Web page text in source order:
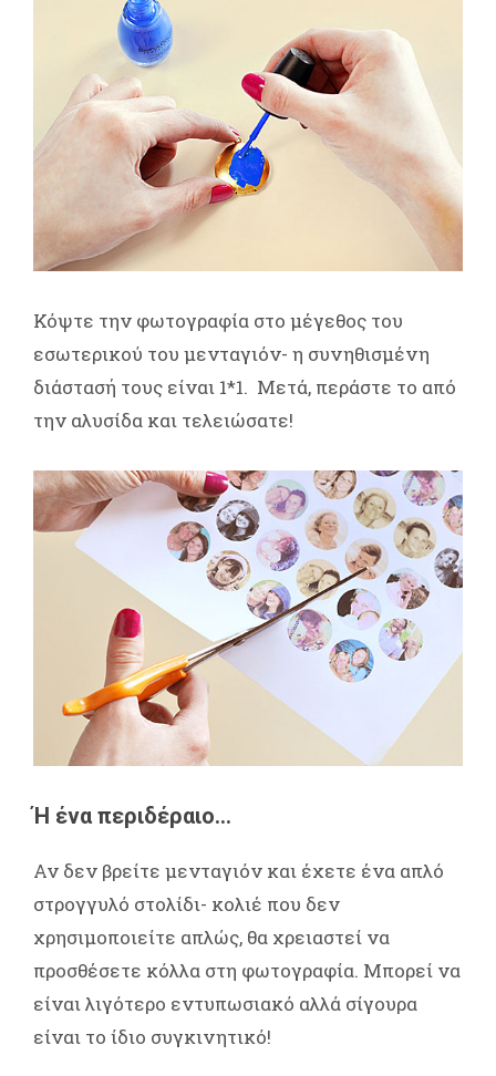
Κόψτε την φωτογραφία στο μέγεθος του
εσωτερικού του μενταγιόν- η συνηθισμένη
διάστασή τους είναι 1*1. Μετά, περάστε το από
την αλυσίδα και τελειώσατε!
Ή ένα περιδέραιο...
Αν δεν βρείτε μενταγιόν και έχετε ένα απλό
στρογγυλό στολίδι- κολιέ που δεν
χρησιμοποιείτε απλώς, θα χρειαστεί να
προσθέσετε κόλλα στη φωτογραφία. Μπορεί να
είναι λιγότερο εντυπωσιακό αλλά σίγουρα
είναι το ίδιο συγκινητικό!